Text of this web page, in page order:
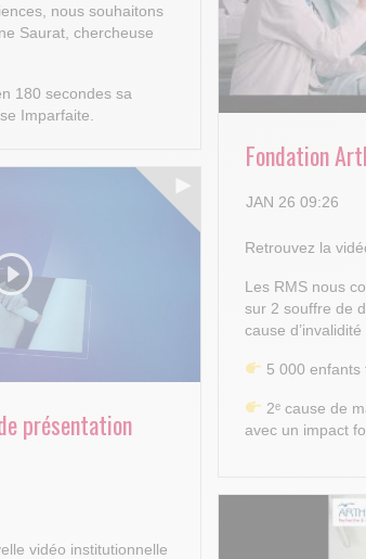
nous souhaitons
Saurat, chercheuse
180 secondes sa
Imparfaite.
Fondation
JAN 26 09:26
Retrouvez la
Les RMS nous
sur 2 souffre de
cause
5 000 enfants
2ᵉ cause de
avec un impact
présentation
vidéo institutionnelle